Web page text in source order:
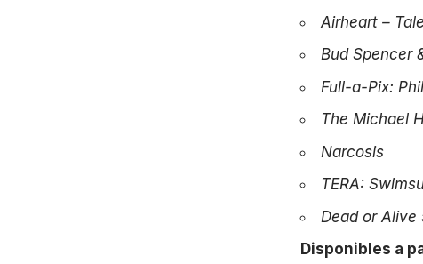
Airheart –
Bud Spencer
Full-a-Pix:
The Michael
Narcosis
TERA:
Dead or Alive
Disponibles a